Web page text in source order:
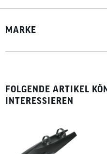
MARKE
FOLGENDE ARTIKEL
INTERESSIEREN